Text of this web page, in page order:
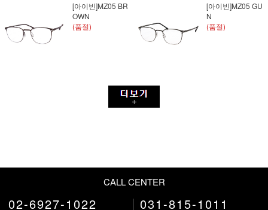
[아이빈]MZ05 BR
OWN
(품절)
[아이빈]MZ05 GU
N
(품절)
CALL CENTER
02-6927-1022 031-815-1011